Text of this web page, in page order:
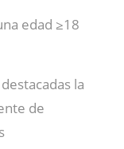
edad ≥18
la
de